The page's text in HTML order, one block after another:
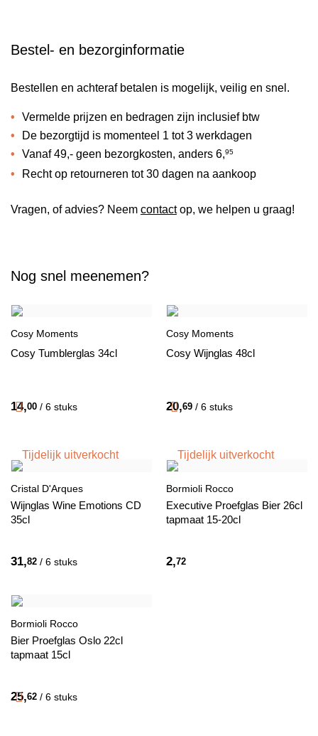
Bestel- en bezorginformatie
Bestellen en achteraf betalen is mogelijk, veilig en snel.
Vermelde prijzen en bedragen zijn inclusief btw
De bezorgtijd is momenteel 1 tot 3 werkdagen
Vanaf 49,- geen bezorgkosten, anders 6,95
Recht op retourneren tot 30 dagen na aankoop
Vragen, of advies? Neem contactop, we helpen u graag!
Nog snel meenemen?
Cosy Moments
Cosy Tumblerglas 34cl
14,00 / 6 stuks
Cosy Moments
Cosy Wijnglas 48cl
20,69 / 6 stuks
Tijdelijk uitverkocht
Cristal D'Arques
Wijnglas Wine Emotions CD
35cl
31,82 / 6 stuks
Tijdelijk uitverkocht
Bormioli Rocco
Executive Proefglas Bier 26cl
tapmaat 15-20cl
2,72
Bormioli Rocco
Bier Proefglas Oslo 22cl
tapmaat 15cl
25,62 / 6 stuks